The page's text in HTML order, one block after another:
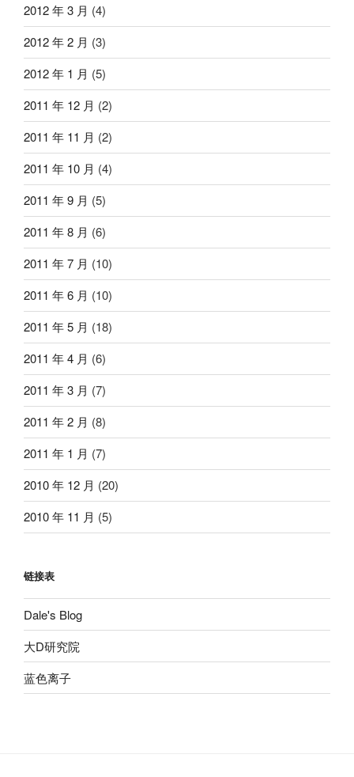
2012 年 3 月 (4)
2012 年 2 月 (3)
2012 年 1 月 (5)
2011 年 12 月 (2)
2011 年 11 月 (2)
2011 年 10 月 (4)
2011 年 9 月 (5)
2011 年 8 月 (6)
2011 年 7 月 (10)
2011 年 6 月 (10)
2011 年 5 月 (18)
2011 年 4 月 (6)
2011 年 3 月 (7)
2011 年 2 月 (8)
2011 年 1 月 (7)
2010 年 12 月 (20)
2010 年 11 月 (5)
链接表
Dale's Blog
大D研究院
蓝色离子